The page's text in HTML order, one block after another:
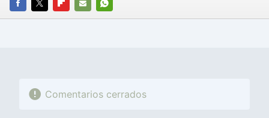
FACEBOOK
TWITTERFLIPBOARD
E-
WHATSAPP
Comentarios cerrados